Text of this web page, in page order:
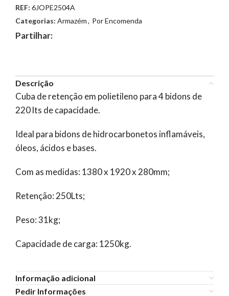
REF: 6JOPE2504A
Categorias: Armazém, Por Encomenda
Partilhar:
Descrição
Cuba de retenção em polietileno para 4 bidons de
220 lts de capacidade.
Ideal para bidons de hidrocarbonetos inflamáveis,
óleos, ácidos e bases.
Com as medidas: 1380 x 1920 x 280mm;
Retenção: 250Lts;
Peso: 31kg;
Capacidade de carga: 1250kg.
Informação adicional
Pedir Informações